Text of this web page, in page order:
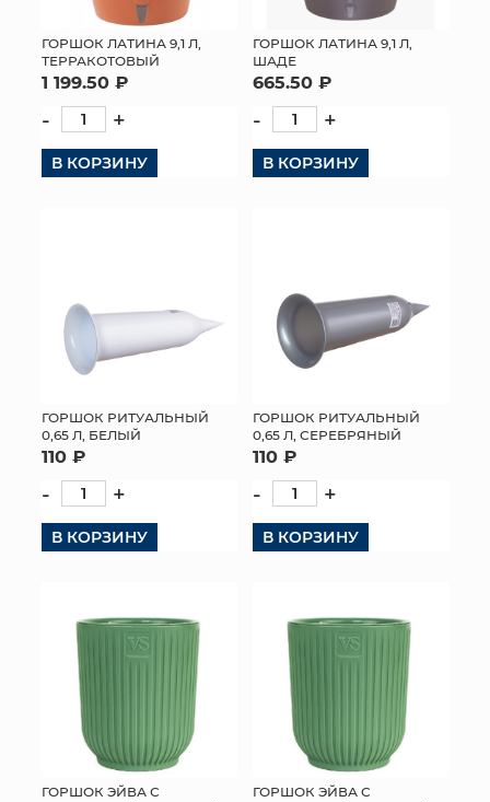
ГОРШОК ЛАТИНА 9,1 Л,
ТЕРРАКОТОВЫЙ
1 199.50 ₽
- +
В КОРЗИНУ
ГОРШОК ЛАТИНА 9,1 Л,
ШАДЕ
665.50 ₽
- +
В КОРЗИНУ
ГОРШОК РИТУАЛЬНЫЙ
0,65 Л, БЕЛЫЙ
110 ₽
- +
В КОРЗИНУ
ГОРШОК РИТУАЛЬНЫЙ
0,65 Л, СЕРЕБРЯНЫЙ
110 ₽
- +
В КОРЗИНУ
ГОРШОК ЭЙВА С
ГОРШОК ЭЙВА С